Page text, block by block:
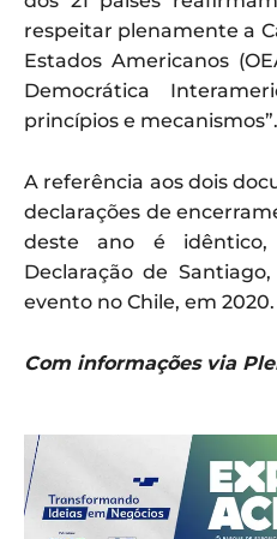
respeitar plenamente a
Estados Americanos
Democrática
princípios e mecanismos”.
A referência aos dois
declarações de
deste ano é
Declaração de
evento no Chile, em 2020.
Com informações via